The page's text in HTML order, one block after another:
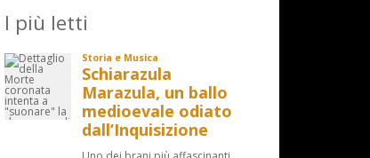
I più letti